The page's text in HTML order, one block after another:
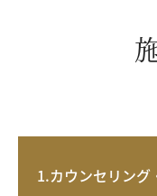
1.カウンセリング